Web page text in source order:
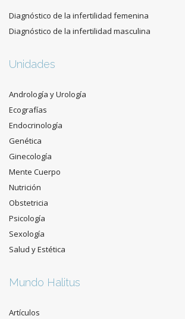
Diagnóstico de la infertilidad femenina
Diagnóstico de la infertilidad masculina
Unidades
Andrología y Urología
Ecografías
Endocrinología
Genética
Ginecología
Mente Cuerpo
Nutrición
Obstetricia
Psicología
Sexología
Salud y Estética
Mundo Halitus
Artículos